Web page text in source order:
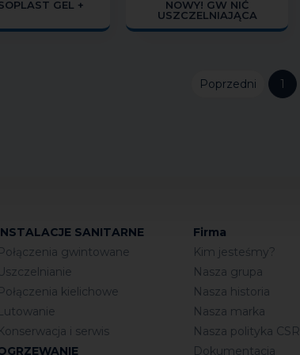
GEL +
NOWY! GW NIĆ
USZCZELNIAJĄCA
Poprzedni 1
SANITARNE
gwintowane
kielichowe
i serwis
Firma
Kim jesteśmy?
Nasza grupa
Nasza historia
Nasza marka
Nasza polityka CSR
Dokumentacja